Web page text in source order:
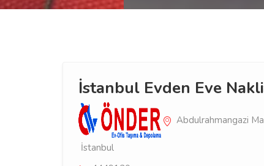
İstanbul Evden Eve
Abdulrahmangazi
İstanbul